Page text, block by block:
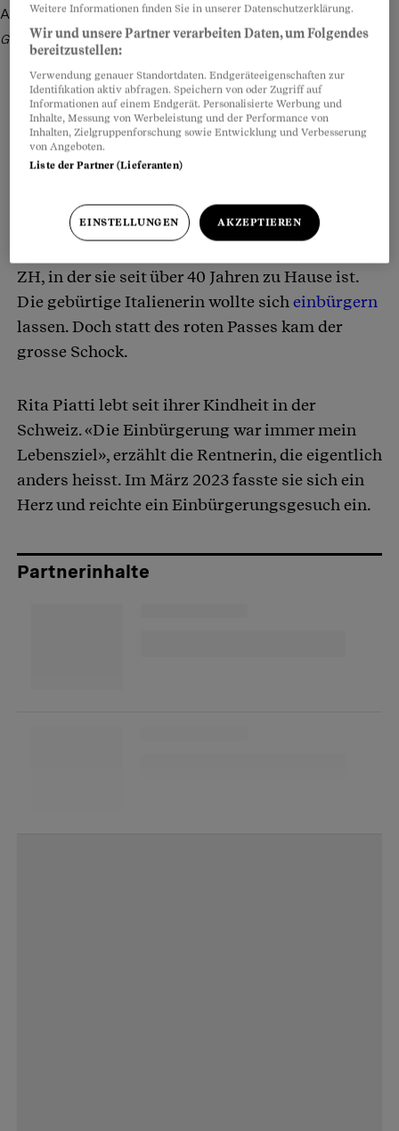
Auf das Einbürgerungsgesuch folgte eine Betreibung.
Getty Images, Shutterstock - Montage: Beobachter
Teilen Anhören Merken Kommentare
«Die letzten zwölf Monate haben mein ganzes
Leben verändert. Ich fühle mich staatenlos und
alleingelassen»: So beschreibt Rita Piatti die
ZH, in der sie seit über 40 Jahren zu Hause ist.
Die gebürtige Italienerin wollte sicheinbürgern
lassen. Doch statt des roten Passes kam der
grosse Schock.
Rita Piatti lebt seit ihrer Kindheit in der
Schweiz. «Die Einbürgerung war immer mein
Lebensziel», erzählt die Rentnerin, die eigentlich
anders heisst. Im März 2023 fasste sie sich ein
Herz und reichte ein Einbürgerungsgesuch ein.
Partnerinhalte
Weitere Informationen finden Sie in unserer Datenschutzerklärung.
Wir und unsere Partner verarbeiten Daten, um Folgendes
bereitzustellen:
Verwendung genauer Standortdaten. Endgeräteeigenschaften zur
Identifikation aktiv abfragen. Speichern von oder Zugriff auf
Informationen auf einem Endgerät. Personalisierte Werbung und
Inhalte, Messung von Werbeleistung und der Performance von
Inhalten, Zielgruppenforschung sowie Entwicklung und Verbesserung
von Angeboten.
Liste der Partner (Lieferanten)
EINSTELLUNGEN AKZEPTIEREN